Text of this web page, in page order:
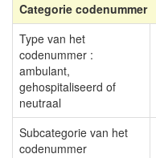
Categorie codenummer
Type van het
codenummer :
ambulant,
gehospitaliseerd of
neutraal
Subcategorie van het
codenummer